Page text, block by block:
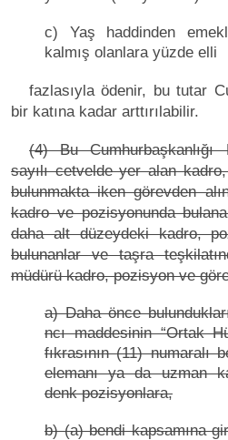
c) Yaş haddinden
kalmış olanlara yüzde elli
fazlasıyla ödenir, bu tutar
bir katına kadar arttırılabilir.
(4) Bu
sayılı cetvelde yer alan
bulunmakta iken görevden
kadro ve pozisyonunda
daha alt düzeydeki kadro,
bulunanlar ve taşra
müdürü kadro, pozisyon ve
a) Daha önce
ncı maddesinin “Ortak
fıkrasının (11) numaralı
elemanı ya da uzman
denk pozisyonlara,
b) (a) bendi kapsamına